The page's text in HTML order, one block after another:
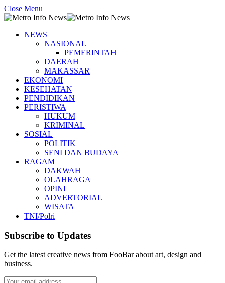
Close Menu
NEWS
NASIONAL
PEMERINTAH
DAERAH
MAKASSAR
EKONOMI
KESEHATAN
PENDIDIKAN
PERISTIWA
HUKUM
KRIMINAL
SOSIAL
POLITIK
SENI DAN BUDAYA
RAGAM
DAKWAH
OLAHRAGA
OPINI
ADVERTORIAL
WISATA
TNI/Polri
Subscribe to Updates
Get the latest creative news from FooBar about art, design and
business.